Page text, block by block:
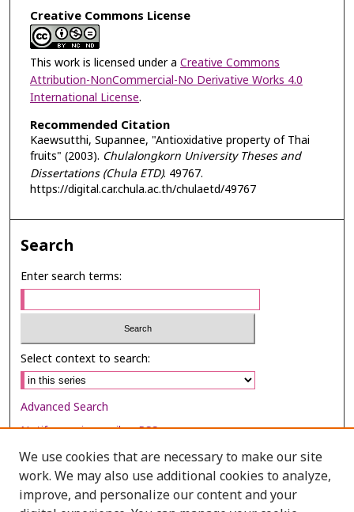
Creative Commons License
This work is licensed under a Creative Commons
Attribution-NonCommercial-No Derivative Works 4.0
International License.
Recommended Citation
Kaewsutthi, Supannee, "Antioxidative property of Thai
fruits" (2003). Chulalongkorn University Theses and
Dissertations (Chula ETD). 49767.
https://digital.car.chula.ac.th/chulaetd/49767
Search
Enter search terms:
Select context to search:
Advanced Search
Notify me via email orRSS
Browse
Collections
We use cookies that are necessary to make our site
work. We may also use additional cookies to analyze,
improve, and personalize our content and your